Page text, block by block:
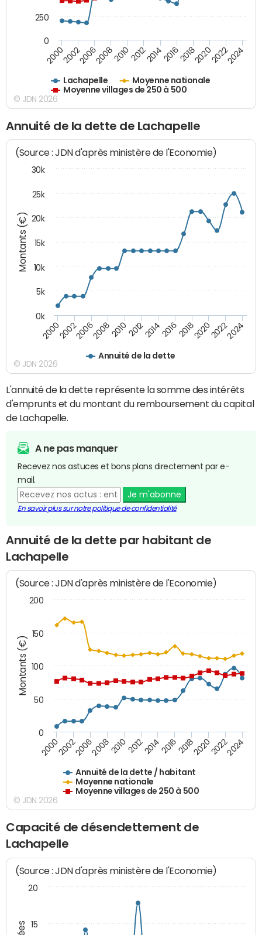
Lachapelle
Moyenne nationale
Moyenne villages de 250 à 500
200020022006200820102012201420162018202020222024
0
250
© JDN 2026
Annuité de la dette de Lachapelle
Montants (€)
(Source : JDN d'après ministère de l'Economie)
Annuité de la dette
200020022006200820102012201420162018202020222024
0k
5k
10k
15k
20k
25k
30k
© JDN 2026
L'annuité de la dette représente la somme des intérêts
d'emprunts et du montant du remboursement du capital
de Lachapelle.
A ne pas manquer
Recevez nos astuces et bons plans directement par e-
mail.
Je m'abonne
En savoir plus sur notre politique de confidentialité
Annuité de la dette par habitant de
Lachapelle
Montants (€)
(Source : JDN d'après ministère de l'Economie)
Annuité de la dette / habitant
Moyenne nationale
Moyenne villages de 250 à 500
200020022006200820102012201420162018202020222024
0
50
100
150
200
© JDN 2026
Capacité de désendettement de
Lachapelle
(Source : JDN d'après ministère de l'Economie)
15
20